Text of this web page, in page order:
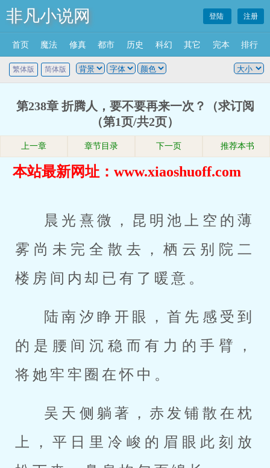
非凡小说网 登陆 注册
首页 魔法 修真 都市 历史 科幻 其它 完本 排行
繁体版 简体版
第238章 折腾人，要不要再来一次？（求订阅
（第1页/共2页）
上一章 章节目录 下一页 推荐本书
本站最新网址：www.xiaoshuoff.com
晨光熹微，昆明池上空的薄
雾尚未完全散去，栖云别院二
楼房间内却已有了暖意。
陆南汐睁开眼，首先感受到
的是腰间沉稳而有力的手臂，
将她牢牢圈在怀中。
吴天侧躺著，赤发铺散在枕
上，平日里冷峻的眉眼此刻放